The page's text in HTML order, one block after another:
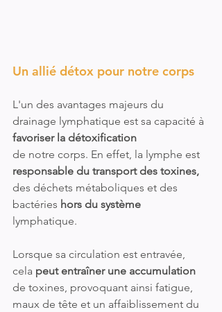
Un allié détox pour notre corps
L'un des avantages majeurs du
drainage lymphatique est sa capacité à
favoriser la détoxification
de notre corps. En effet, la lymphe est
responsable du transport des toxines,
des déchets métaboliques et des
bactéries hors du système
lymphatique.
Lorsque sa circulation est entravée,
cela peut entraîner une accumulation
de toxines, provoquant ainsi fatigue,
maux de tête et un affaiblissement du